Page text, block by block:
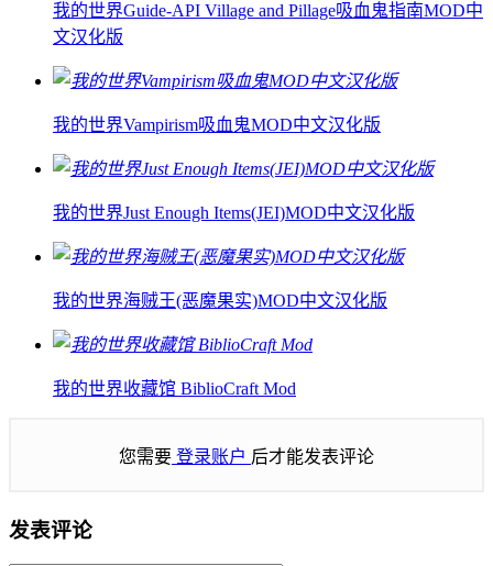
我的世界Guide-API Village and Pillage吸血鬼指南MOD中
文汉化版
我的世界Vampirism吸血鬼MOD中文汉化版
我的世界Just Enough Items(JEI)MOD中文汉化版
我的世界海贼王(恶魔果实)MOD中文汉化版
我的世界收藏馆 BiblioCraft Mod
您需要 登录账户 后才能发表评论
发表评论